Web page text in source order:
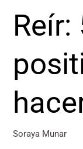
Soraya Munar